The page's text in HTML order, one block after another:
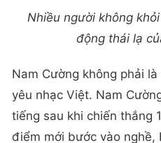
Nhiều người không
động thái lạ
Nam Cường không phải
yêu nhạc Việt. Nam
tiếng sau khi chiến thắng
điểm mới bước vào nghề,